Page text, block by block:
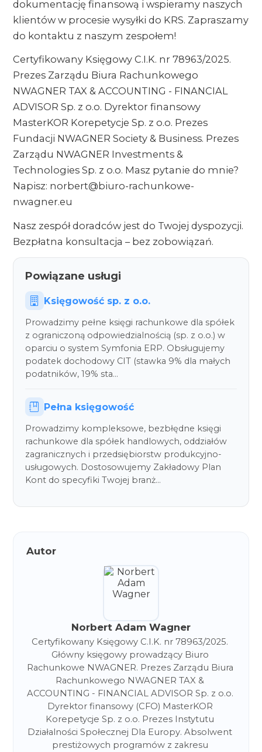
dokumentację finansową i wspieramy naszych
klientów w procesie wysyłki do KRS. Zapraszamy
do kontaktu z naszym zespołem!
Certyfikowany Księgowy C.I.K. nr 78963/2025.
Prezes Zarządu Biura Rachunkowego
NWAGNER TAX & ACCOUNTING - FINANCIAL
ADVISOR Sp. z o.o. Dyrektor finansowy
MasterKOR Korepetycje Sp. z o.o. Prezes
Fundacji NWAGNER Society & Business. Prezes
Zarządu NWAGNER Investments &
Technologies Sp. z o.o. Masz pytanie do mnie?
Napisz: norbert@biuro-rachunkowe-
nwagner.eu
Nasz zespół doradców jest do Twojej dyspozycji.
Bezpłatna konsultacja – bez zobowiązań.
Powiązane usługi
Księgowość sp. z o.o.
Prowadzimy pełne księgi rachunkowe dla spółek
z ograniczoną odpowiedzialnością (sp. z o.o.) w
oparciu o system Symfonia ERP. Obsługujemy
podatek dochodowy CIT (stawka 9% dla małych
podatników, 19% sta…
Pełna księgowość
Prowadzimy kompleksowe, bezbłędne księgi
rachunkowe dla spółek handlowych, oddziałów
zagranicznych i przedsiębiorstw produkcyjno-
usługowych. Dostosowujemy Zakładowy Plan
Kont do specyfiki Twojej branż…
Autor
Norbert Adam Wagner
Certyfikowany Księgowy C.I.K. nr 78963/2025.
Główny księgowy prowadzący Biuro
Rachunkowe NWAGNER. Prezes Zarządu Biura
Rachunkowego NWAGNER TAX &
ACCOUNTING - FINANCIAL ADVISOR Sp. z o.o.
Dyrektor finansowy (CFO) MasterKOR
Korepetycje Sp. z o.o. Prezes Instytutu
Działalności Społecznej Dla Europy. Absolwent
prestiżowych programów z zakresu